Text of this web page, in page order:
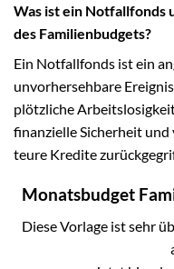
Was ist ein Notfallfonds
des Familienbudgets?
Ein Notfallfonds ist ein
unvorhersehbare
plötzliche
finanzielle Sicherheit
teure Kredite
Monatsbudget
Diese Vorlage ist sehr